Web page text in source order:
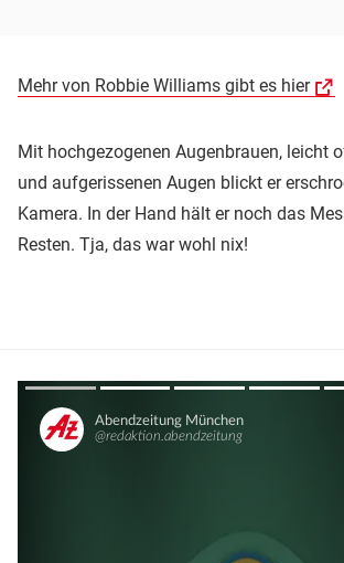
Mehr von Robbie Williams gibt es hier
Mit hochgezogenen Augenbrauen, leicht
und aufgerissenen Augen blickt er
Kamera. In der Hand hält er noch das
Resten. Tja, das war wohl nix!